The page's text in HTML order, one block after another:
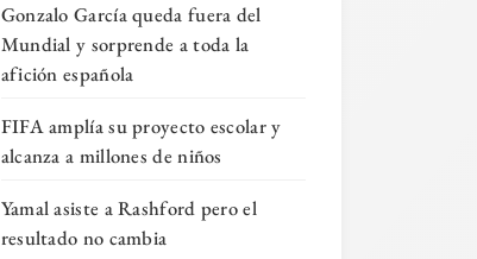
Gonzalo García queda fuera del
Mundial y sorprende a toda la
afición española
FIFA amplía su proyecto escolar y
alcanza a millones de niños
Yamal asiste a Rashford pero el
resultado no cambia